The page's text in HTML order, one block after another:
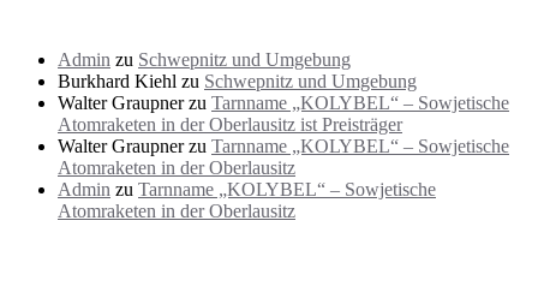
Admin zu Schwepnitz und Umgebung
Burkhard Kiehl zu Schwepnitz und Umgebung
Walter Graupnerzu Tarnname „KOLYBEL“ – Sowjetische
Atomraketen in der Oberlausitz ist Preisträger
Walter Graupnerzu Tarnname „KOLYBEL“ – Sowjetische
Atomraketen in der Oberlausitz
Admin zu Tarnname „KOLYBEL“ – Sowjetische
Atomraketen in der Oberlausitz